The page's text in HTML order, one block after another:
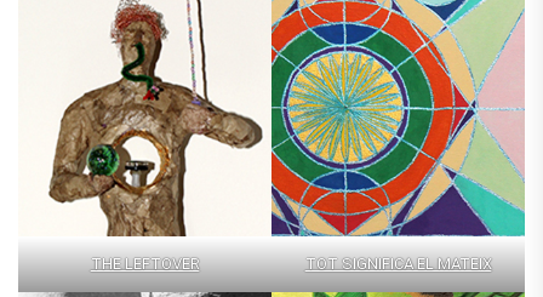
THE LEFTOVER TOT SIGNIFICA EL MATEIX